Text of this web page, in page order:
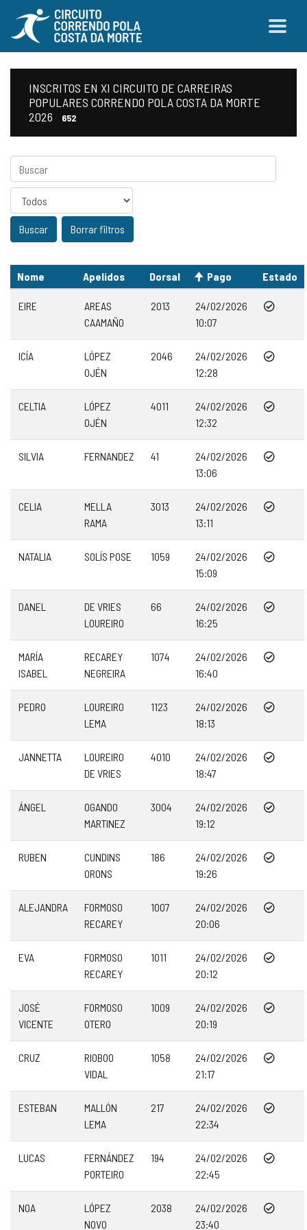
INSCRITOS EN XI CIRCUITO DE CARREIRAS
POPULARES CORRENDO POLA COSTA DA MORTE
2026
652
Sexo
Borrar filtros
Nome Apelidos Dorsal Pago Estado
EIRE
AREAS
CAAMAÑO
2013
24/02/2026
10:07
ICÍA
LÓPEZ
OJÉN
2046
24/02/2026
12:28
CELTIA
LÓPEZ
OJÉN
4011
24/02/2026
12:32
SILVIA FERNANDEZ 41
24/02/2026
13:06
CELIA
MELLA
RAMA
3013
24/02/2026
13:11
NATALIA SOLÍS POSE 1059
24/02/2026
15:09
DANEL
DE VRIES
LOUREIRO
66
24/02/2026
16:25
MARÍA
ISABEL
RECAREY
NEGREIRA
1074
24/02/2026
16:40
PEDRO
LOUREIRO
LEMA
1123
24/02/2026
18:13
JANNETTA
LOUREIRO
DE VRIES
4010
24/02/2026
18:47
ÁNGEL
OGANDO
MARTINEZ
3004
24/02/2026
19:12
RUBEN
CUNDINS
ORONS
186
24/02/2026
19:26
ALEJANDRA
FORMOSO
RECAREY
1007
24/02/2026
20:06
EVA
FORMOSO
RECAREY
1011
24/02/2026
20:12
JOSÉ
VICENTE
FORMOSO
OTERO
1009
24/02/2026
20:19
CRUZ
RIOBOO
VIDAL
1058
24/02/2026
21:17
ESTEBAN
MALLÓN
LEMA
217
24/02/2026
22:34
LUCAS
FERNÁNDEZ
PORTEIRO
194
24/02/2026
22:45
NOA
LÓPEZ
NOVO
2038
24/02/2026
23:40